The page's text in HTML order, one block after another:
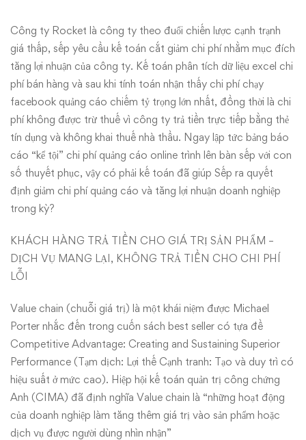
value
chain
cắt
giảm
chi
phí
doanh
nghiệp
Công ty Rocket là công ty theo đuổi chiến lược cạnh trạnh
giá thấp, sếp yêu cầu kế toán cắt giảm chi phí nhằm mục đích
tăng lợi nhuận của công ty. Kế toán phân tích dữ liệu excel chi
phí bán hàng và sau khi tính toán nhận thấy chi phí chạy
facebook quảng cáo chiếm tỷ trọng lớn nhất, đồng thời là chi
phí không được trừ thuế vì công ty trả tiền trực tiếp bằng thẻ
tín dụng và không khai thuế nhà thầu. Ngay lập tức bảng báo
cáo “kể tội” chi phí quảng cáo online trình lên bàn sếp với con
số thuyết phục, vậy có phải kế toán đã giúp Sếp ra quyết
định giảm chi phí quảng cáo và tăng lợi nhuận doanh nghiệp
trong kỳ?
KHÁCH HÀNG TRẢ TIỀN CHO GIÁ TRỊ SẢN PHẨM –
DỊCH VỤ MANG LẠI, KHÔNG TRẢ TIỀN CHO CHI PHÍ
LỖI
Value chain (chuỗi giá trị) là một khái niệm được Michael
Porter nhắc đến trong cuốn sách best seller có tựa đề
Competitive Advantage: Creating and Sustaining Superior
Performance (Tạm dịch: Lợi thế Cạnh tranh: Tạo và duy trì có
hiệu suất ở mức cao). Hiệp hội kế toán quản trị công chứng
Anh (CIMA) đã định nghĩa Value chain là “những hoạt động
của doanh nghiệp làm tăng thêm giá trị vào sản phẩm hoặc
dịch vụ được người dùng nhìn nhận”